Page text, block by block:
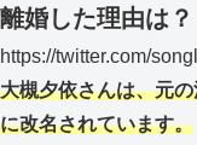
離婚した理由は？
https://twitter.com/
大槻夕依さんは、元
に改名されています。